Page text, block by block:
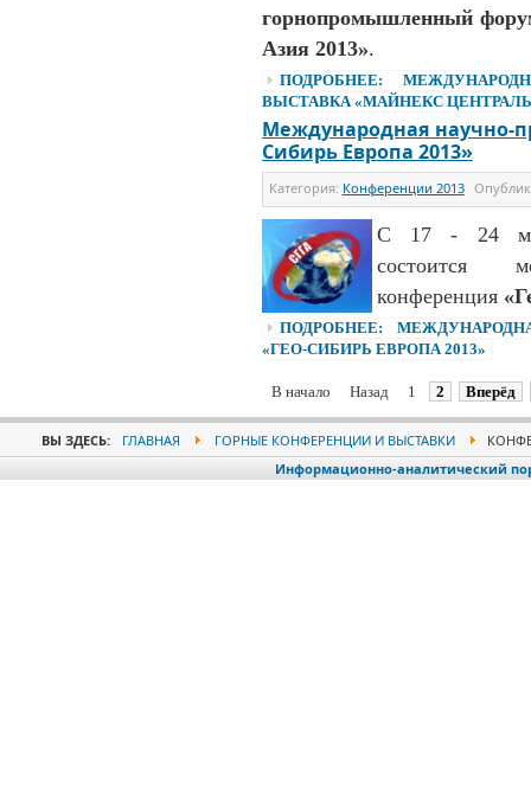
горнопромышленный
Азия 2013».
ПОДРОБНЕЕ:
ВЫСТАВКА «МАЙНЕКС
Международная научно-
Сибирь Европа 2013»
Категория: Конференции 2013
С 17 - 24
состоится
конференция
ПОДРОБНЕЕ:
«ГЕО-СИБИРЬ ЕВРОПА 2013»
В начало Назад 1 2 Вперёд
ВЫ ЗДЕСЬ: ГЛАВНАЯ ГОРНЫЕ КОНФЕРЕНЦИИ И ВЫСТАВКИ
Информационно-аналитический